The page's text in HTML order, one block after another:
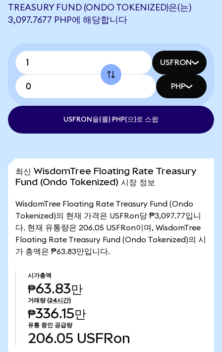
TREASURY FUND (ONDO TOKENIZED)은(는)
3,097.7677 PHP에 해당합니다
USFRON
PHP
USFRON을(를) PHP(으)로 스왑
최신 WisdomTree Floating Rate Treasury
Fund (Ondo Tokenized) 시장 정보
WisdomTree Floating Rate Treasury Fund (Ondo
Tokenized)의 현재 가격은 USFRon당 ₱3,097.77입니
다. 현재 유통량은 206.05 USFRon이며, WisdomTree
Floating Rate Treasury Fund (Ondo Tokenized)의 시
가 총액은 ₱63.83만입니다.
시가총액
₱63.83만
거래량 (24시간)
₱336.15만
유통 중인 공급량
206.05 USFRon